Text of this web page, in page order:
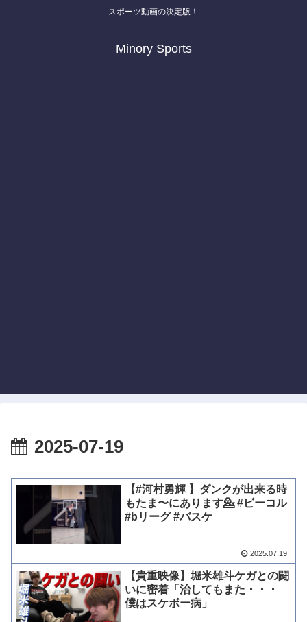
スポーツ動画の決定版！
Minory Sports
2025-07-19
【#河村勇輝 】ダンクが出来る時
もたま〜にあります💁 #ビーコル
#bリーグ #バスケ
2025.07.19
【貴重映像】堀米雄斗ケガとの闘
いに密着「治してもまた・・・
僕はスケボー病」